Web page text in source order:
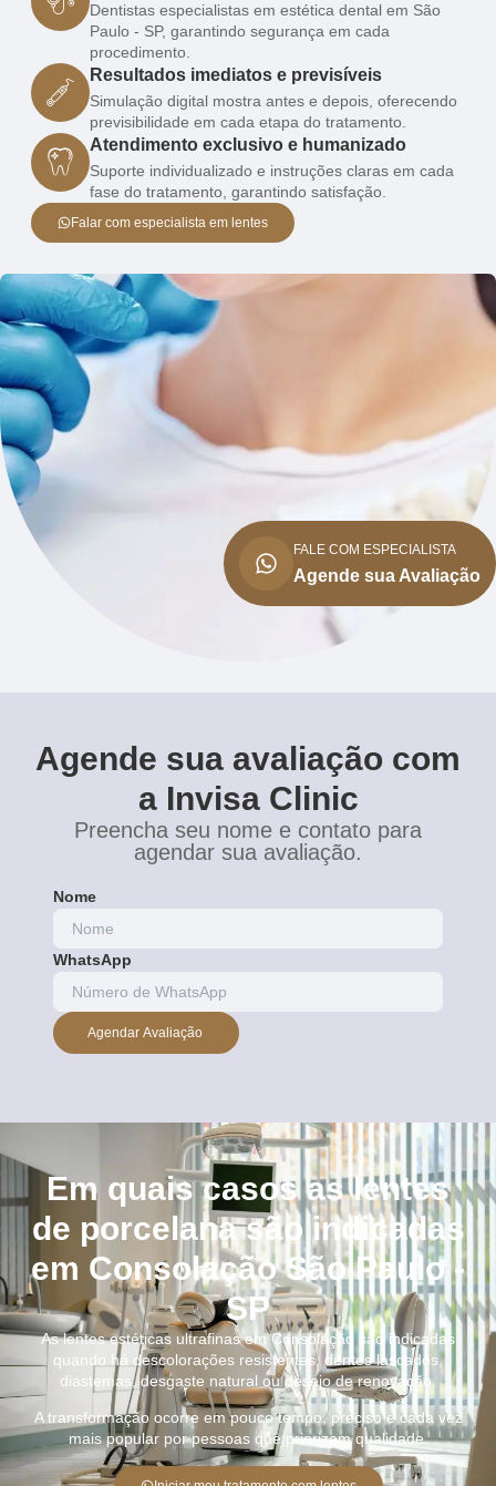
Dentistas especialistas em estética dental em São
Paulo - SP, garantindo segurança em cada
procedimento.
Resultados imediatos e previsíveis
Simulação digital mostra antes e depois, oferecendo
previsibilidade em cada etapa do tratamento.
Atendimento exclusivo e humanizado
Suporte individualizado e instruções claras em cada
fase do tratamento, garantindo satisfação.
Falar com especialista em lentes
FALE COM ESPECIALISTA
Agende sua Avaliação
Agende sua avaliação com
a Invisa Clinic
Preencha seu nome e contato para
agendar sua avaliação.
Nome
WhatsApp
Agendar Avaliação
Em quais casos as lentes
de porcelana são indicadas
em Consolação São Paulo -
SP
As lentes estéticas ultrafinas em Consolação são indicadas
quando há descolorações resistentes, dentes lascados,
diastemas, desgaste natural ou desejo de renovação.
A transformação ocorre em pouco tempo, preciso e cada vez
mais popular por pessoas que priorizam qualidade.